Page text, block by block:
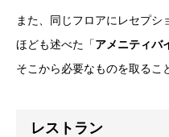
また、同じフロアにレセプ
ほども述べた「アメニティバ
そこから必要なものを取るこ
レストラン